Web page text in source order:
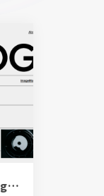
Day Loog - daily musings to announcements